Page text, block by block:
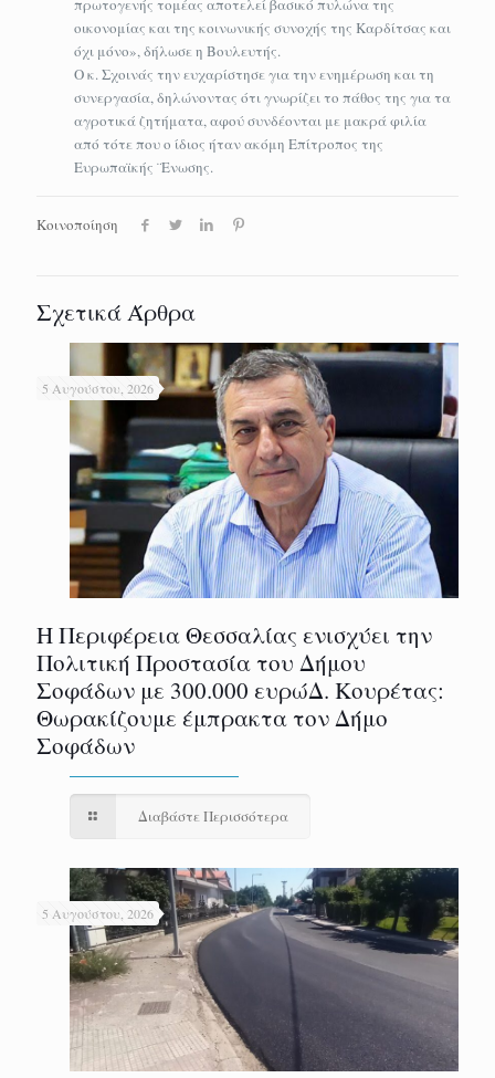
πρωτογενής τομέας αποτελεί βασικό πυλώνα της
οικονομίας και της κοινωνικής συνοχής της Καρδίτσας και
όχι μόνο», δήλωσε η Βουλευτής.
Ο κ. Σχοινάς την ευχαρίστησε για την ενημέρωση και τη
συνεργασία, δηλώνοντας ότι γνωρίζει το πάθος της για τα
αγροτικά ζητήματα, αφού συνδέονται με μακρά φιλία
από τότε που ο ίδιος ήταν ακόμη Επίτροπος της
Ευρωπαϊκής ¨Ενωσης.
Κοινοποίηση
Σχετικά Άρθρα
5 Αυγούστου, 2026
Η Περιφέρεια Θεσσαλίας ενισχύει την
Πολιτική Προστασία του Δήμου
Σοφάδων με 300.000 ευρώΔ. Κουρέτας:
Θωρακίζουμε έμπρακτα τον Δήμο
Σοφάδων
Διαβάστε Περισσότερα
5 Αυγούστου, 2026